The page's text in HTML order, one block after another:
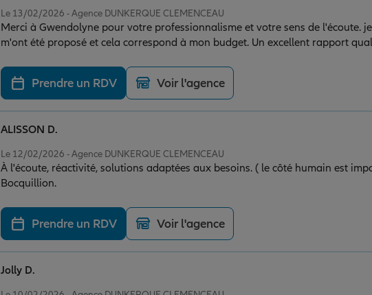
Le 13/02/2026 - Agence DUNKERQUE CLEMENCEAU
Merci à Gwendolyne pour votre professionnalisme et votre sens de l'écoute.
m'ont été proposé et cela correspond à mon budget. Un excellent rapport
Prendre un RDV Voir l'agence
Le 12/02/2026 - Agence DUNKERQUE CLEMENCEAU
À l'écoute, réactivité, solutions adaptées aux besoins. ( le côté humain est
Bocquillion.
ALISSON D.
Prendre un RDV Voir l'agence
Jolly D.